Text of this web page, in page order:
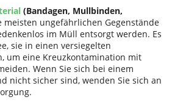
(Bandagen, Mullbinden,
meisten ungefährlichen Gegenstände
im Müll entsorgt werden. Es
sie in einen versiegelten
um eine Kreuzkontamination mit
Wenn Sie sich bei einem
nicht sicher sind, wenden Sie sich an